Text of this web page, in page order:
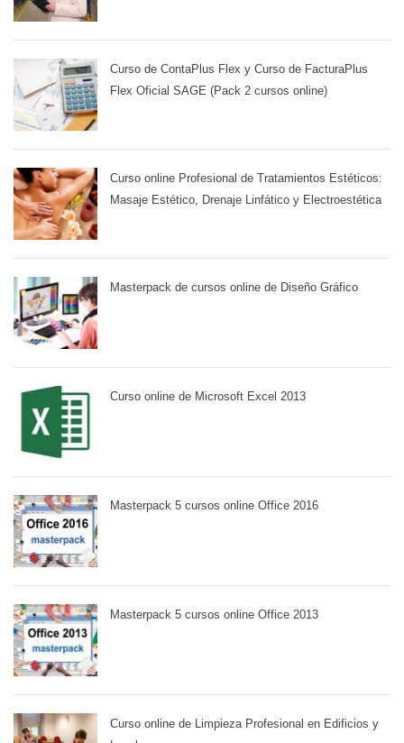
Curso de ContaPlus Flex y Curso de FacturaPlus
Flex Oficial SAGE (Pack 2 cursos online)
Curso online Profesional de Tratamientos Estéticos:
Masaje Estético, Drenaje Linfático y Electroestética
Masterpack de cursos online de Diseño Gráfico
Curso online de Microsoft Excel 2013
Masterpack 5 cursos online Office 2016
Masterpack 5 cursos online Office 2013
Curso online de Limpieza Profesional en Edificios y